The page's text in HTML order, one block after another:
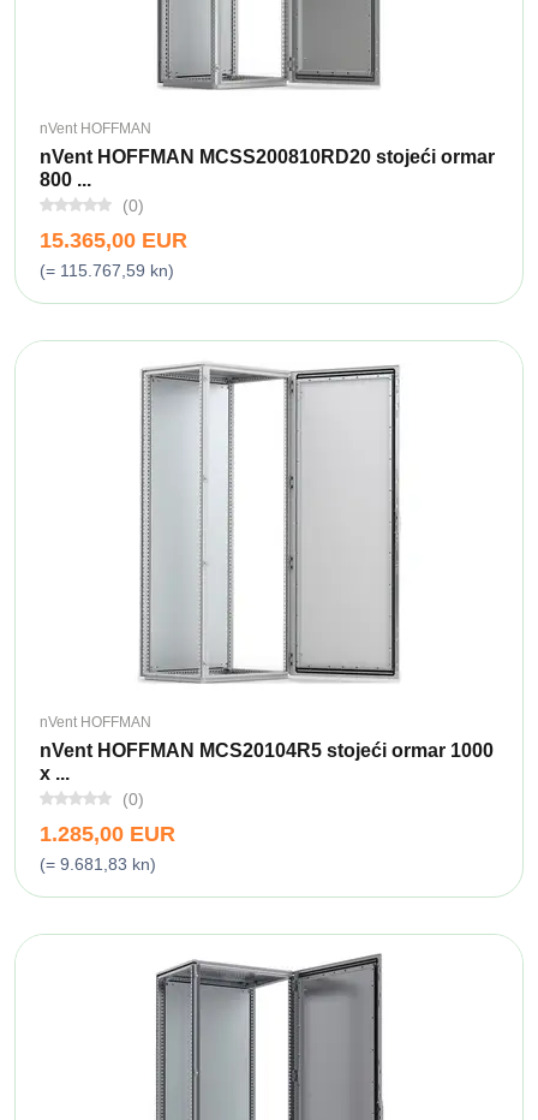
nVent HOFFMAN
nVent HOFFMAN MCSS200810RD20 stojeći ormar
800 ...
(0)
15.365,00 EUR
(= 115.767,59 kn)
nVent HOFFMAN
nVent HOFFMAN MCS20104R5 stojeći ormar 1000
x ...
(0)
1.285,00 EUR
(= 9.681,83 kn)